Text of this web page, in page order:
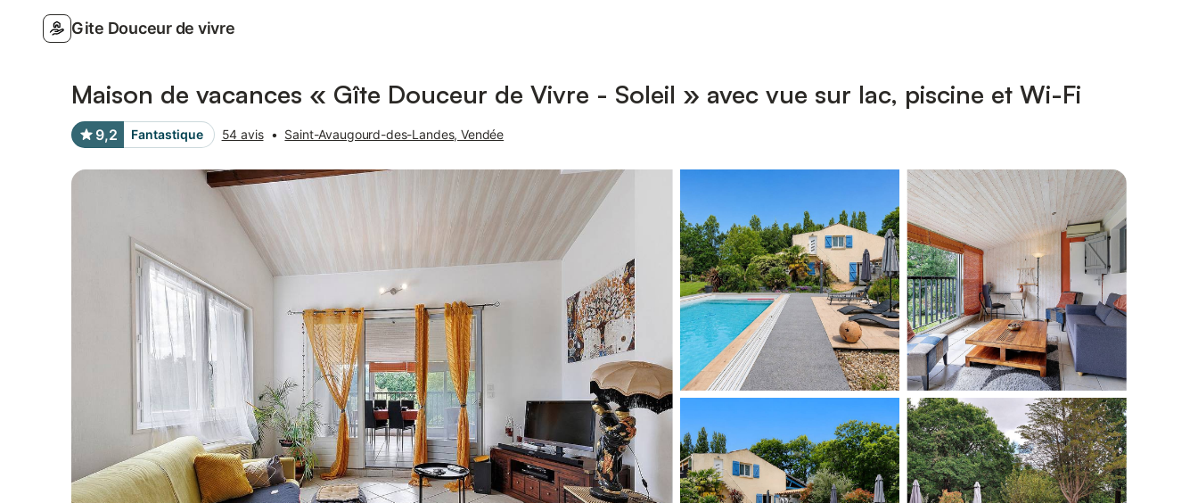
Gite Douceur de vivre
Maison de vacances « Gîte Douceur de Vivre - Soleil » avec vue sur lac, piscine et Wi-Fi
9,2 Fantastique 54 avis • Saint-Avaugourd-des-Landes, Vendée
Photos Équipements